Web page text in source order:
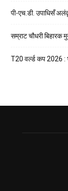
पी-एच.डी. उपाधिसँ
सम्राट चौधरी
T20 वर्ल्ड कप 2026 :